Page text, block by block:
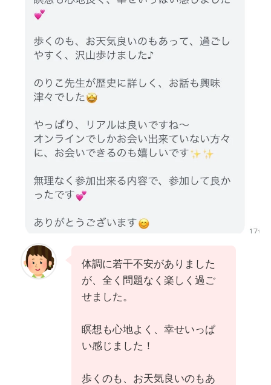
体調に若干不安がありました
が、全く問題なく楽しく過ご
せました。
瞑想も心地よく、幸せいっぱ
い感じました！
歩くのも、お天気良いのもあ